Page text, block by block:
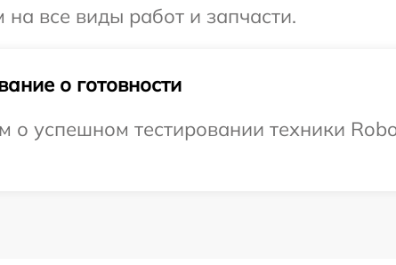
на все виды работ и запчасти.
о готовности
успешном тестировании техники